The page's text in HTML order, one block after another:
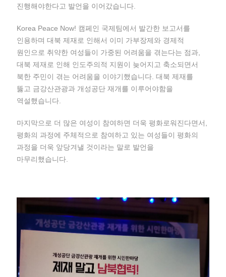
진행해야한다고 발언을 이어갔습니다.
Korea Peace Now! 캠페인 국제팀에서 발간한 보고서를
인용하며 대북 제재로 인해서 이미 가부장제와 경제적
원인으로 취약한 여성들이 가중된 어려움을 겪는다는 점과,
대북 제재로 인해 인도주의적 지원이 늦어지고 축소되면서
북한 주민이 겪는 어려움을 이야기했습니다. 대북 제재를
뚫고 금강산관광과 개성공단 재개를 이루어야함을
역설했습니다.
마지막으로 더 많은 여성이 참여하면 더욱 평화로워진다면서,
평화의 과정에 주체적으로 참여하고 있는 여성들이 평화의
과정을 더욱 앞당겨낼 것이라는 말로 발언을
마무리했습니다.